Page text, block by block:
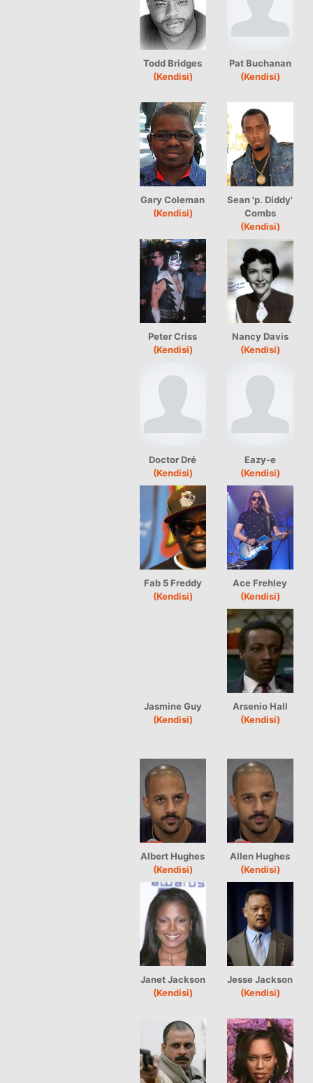
Todd Bridges
(Kendisi)
Pat Buchanan
(Kendisi)
Gary Coleman
(Kendisi)
Sean 'p. Diddy'
Combs
(Kendisi)
Peter Criss
(Kendisi)
Nancy Davis
(Kendisi)
Doctor Dré
(Kendisi)
Eazy-e
(Kendisi)
Fab 5 Freddy
(Kendisi)
Ace Frehley
(Kendisi)
Jasmine Guy
(Kendisi)
Arsenio Hall
(Kendisi)
Albert Hughes
(Kendisi)
Allen Hughes
(Kendisi)
Janet Jackson
(Kendisi)
Jesse Jackson
(Kendisi)